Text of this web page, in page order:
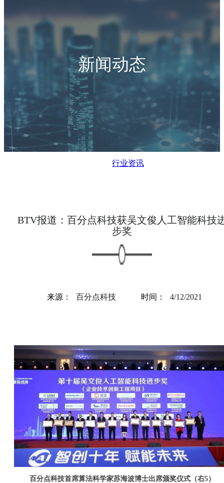
新闻动态
行业资讯
BTV报道：百分点科技获吴文俊人工智能科技
步奖
来源： 百分点科技 时间： 4/12/2021
百分点科技首席算法科学家苏海波博士出席颁奖仪式（右5）